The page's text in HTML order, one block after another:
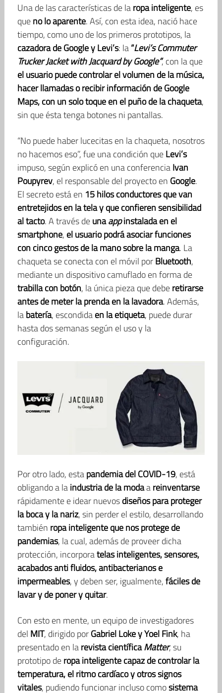
Una de las características de laropa inteligente, es
queno lo aparente. Así, con esta idea, nació hace
tiempo, como uno de los primeros prototipos, la
cazadora de Google y Levi’s: la“Levi’s Commuter
Trucker Jacket with Jacquard by Google”, con la que
el usuario puede controlar el volumen de la música,
hacer llamadas o recibir información de Google
Maps, con un solo toque en el puño de la chaqueta,
sin que ésta tenga botones ni pantallas.
“No puede haber lucecitas en la chaqueta, nosotros
no hacemos eso”, fue una condición queLevi’s
impuso, según explicó en una conferenciaIvan
Poupyrev, el responsable del proyecto en Google.
El secreto está en 15 hilos conductores que van
entretejidos en la tela y que confieren sensibilidad
al tacto. A través deunaappinstalada en el
smartphone, el usuario podrá asociar funciones
con cinco gestos de la mano sobre la manga. La
chaqueta se conecta con el móvil porBluetooth,
mediante un dispositivo camuflado en forma de
trabilla con botón, la única pieza que deberetirarse
antes de meter la prenda en la lavadora. Además,
labatería, escondidaen la etiqueta, puede durar
hasta dos semanas según el uso y la
configuración.
Por otro lado, estapandemia del COVID-19, está
obligando a laindustria de la modaareinventarse
rápidamente e idear nuevosdiseños para proteger
la boca y la nariz, sin perder el estilo, desarrollando
también ropa inteligente que nos protege de
pandemias, la cual, además de proveer dicha
protección, incorporatelas inteligentes, sensores,
acabados anti fluidos, antibacterianos e
impermeables, y deben ser, igualmente,fáciles de
lavar y de poner y quitar.
Con esto en mente, un equipo de investigadores
del MIT, dirigido porGabriel Loke y Yoel Fink, ha
presentado en larevista científicaMatter, su
prototipo deropa inteligente capaz de controlar la
temperatura, el ritmo cardíaco y otros signos
vitales, pudiendo funcionar incluso comosistema